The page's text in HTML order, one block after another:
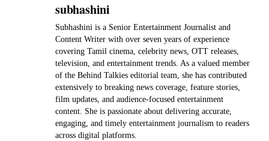
subhashini
Subhashini is a Senior Entertainment Journalist and
Content Writer with over seven years of experience
covering Tamil cinema, celebrity news, OTT releases,
television, and entertainment trends. As a valued member
of the Behind Talkies editorial team, she has contributed
extensively to breaking news coverage, feature stories,
film updates, and audience-focused entertainment
content. She is passionate about delivering accurate,
engaging, and timely entertainment journalism to readers
across digital platforms.